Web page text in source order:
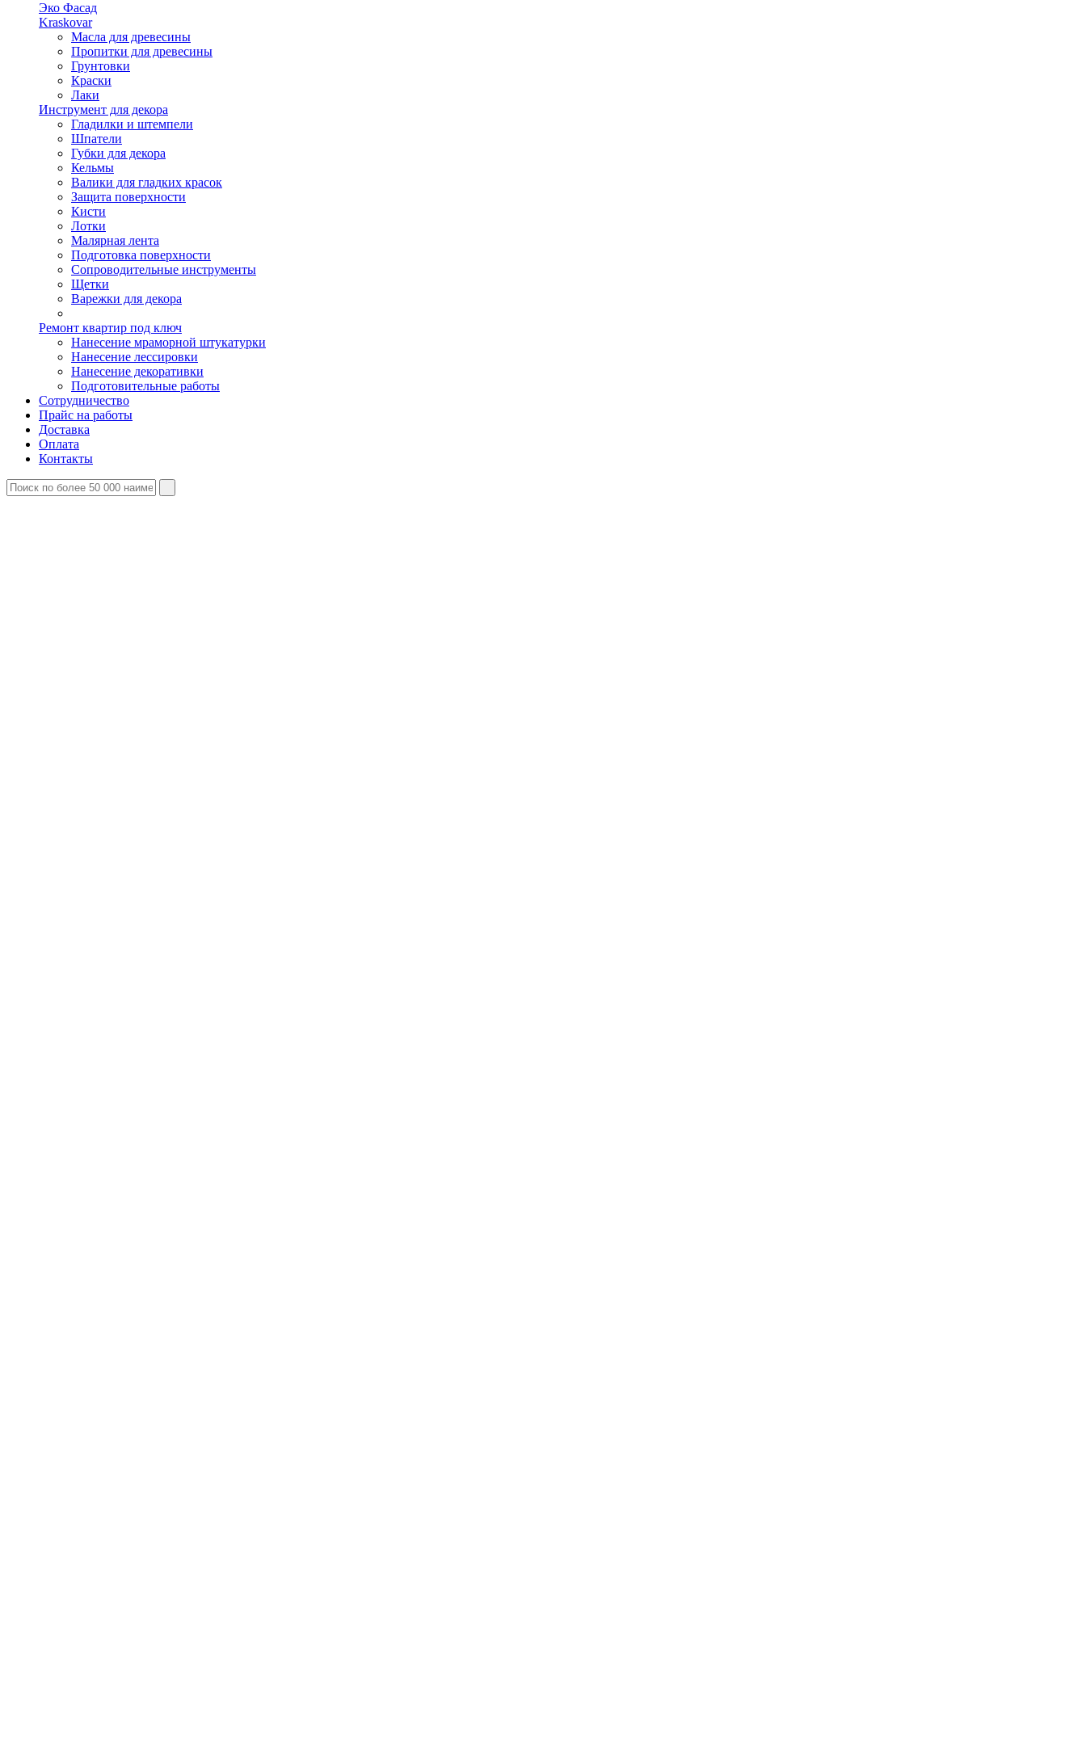
Эко Фасад
Kraskovar
Масла для древесины
Пропитки для древесины
Грунтовки
Краски
Лаки
Инструмент для декора
Гладилки и штемпели
Шпатели
Губки для декора
Кельмы
Валики для гладких красок
Защита поверхности
Кисти
Лотки
Малярная лента
Подготовка поверхности
Сопроводительные инструменты
Щетки
Варежки для декора
Ремонт квартир под ключ
Нанесение мраморной штукатурки
Нанесение лессировки
Нанесение декоративки
Подготовительные работы
Сотрудничество
Прайс на работы
Доставка
Оплата
Контакты